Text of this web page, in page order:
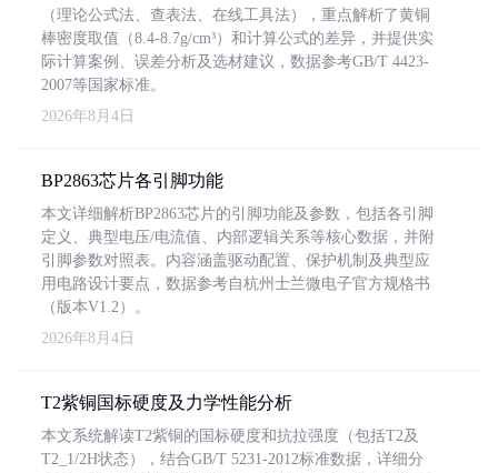
（理论公式法、查表法、在线工具法），重点解析了黄铜
棒密度取值（8.4-8.7g/cm³）和计算公式的差异，并提供实
际计算案例、误差分析及选材建议，数据参考GB/T 4423-
2007等国家标准。
2026年8月4日
BP2863芯片各引脚功能
本文详细解析BP2863芯片的引脚功能及参数，包括各引脚
定义、典型电压/电流值、内部逻辑关系等核心数据，并附
引脚参数对照表。内容涵盖驱动配置、保护机制及典型应
用电路设计要点，数据参考自杭州士兰微电子官方规格书
（版本V1.2）。
2026年8月4日
T2紫铜国标硬度及力学性能分析
本文系统解读T2紫铜的国标硬度和抗拉强度（包括T2及
T2_1/2H状态），结合GB/T 5231-2012标准数据，详细分